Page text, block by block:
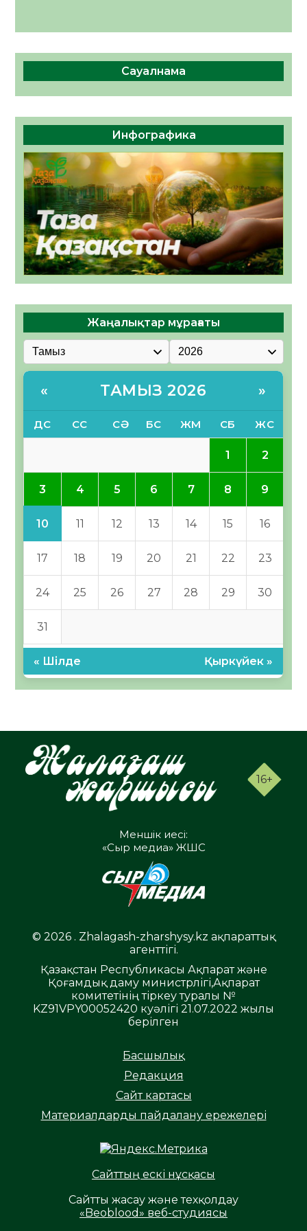
Сауалнама
Инфографика
Жаңалықтар мұрағаты
« ТАМЫЗ 2026 »
ДС СС СӘ БС ЖМ СБ ЖС
1 2
3 4 5 6 7 8 9
10 11 12 13 14 15 16
17 18 19 20 21 22 23
24 25 26 27 28 29 30
31
« Шілде Қыркүйек »
16+
Меншік иесі:
«Сыр медиа» ЖШС
© 2026 . Zhalagash-zharshysy.kz ақпараттық
агенттігі.
Қазақстан Республикасы Ақпарат және
Қоғамдық даму министрлігі,Ақпарат
комитетінің тіркеу туралы №
KZ91VPY00052420 куәлігі 21.07.2022 жылы
берілген
Басшылық
Редакция
Сайт картасы
Материалдарды пайдалану ережелері
Сайттың ескі нұсқасы
Сайтты жасау және техқолдау
«Beoblood» веб-студиясы